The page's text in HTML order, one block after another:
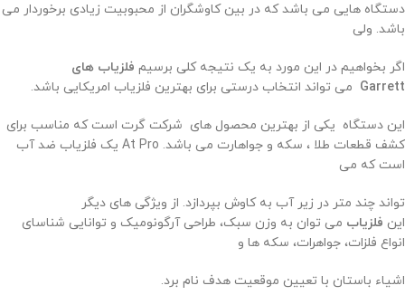
دستگاه هایی می باشد که در بین کاوشگران از محبوبیت زیادی برخوردار می
باشد. ولی
اگر بخواهیم در این مورد به یک نتیجه کلی برسیم فلزیاب های
Garrett می تواند انتخاب درستی برای بهترین فلزیاب امریکایی باشد.
این دستگاه یکی از بهترین محصول های شرکت گرت است که مناسب برای
کشف قطعات طلا ، سکه و جواهارت می باشد. At Pro یک فلزیاب ضد آب
است که می
تواند چند متر در زیر آب به کاوش بپردازد. از ویژگی های دیگر
این فلزیاب می توان به وزن سبک، طراحی آرگونومیک و توانایی شناسای
انواع فلزات، جواهرات، سکه ها و
اشیاء باستان با تعیین موقعیت هدف نام برد.